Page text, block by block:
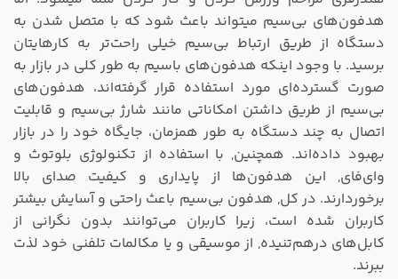
هدفون‌های بی‌سیم میتواند باعث شود که با متصل شدن به
دستگاه‌ از طریق ارتباط بی‌سیم خیلی راحت‌تر به کارهایتان
برسید. با وجود اینکه هدفون‌های باسیم به طور کلی در بازار به
صورت گسترده‌ای مورد استفاده قرار گرفته‌اند، هدفون‌های
بی‌سیم از طریق داشتن امکاناتی مانند شارژ بی‌سیم و قابلیت
اتصال به چند دستگاه به طور همزمان، جایگاه خود را در بازار
بهبود داده‌اند. همچنین, با استفاده از تکنولوژی بلوتوث و
وای‌فای, این هدفون‌ها از پایداری و کیفیت صدای بالا
برخوردارند. در کل, هدفون بی‌سیم باعث راحتی و آسایش بیشتر
کاربران شده است، زیرا کاربران می‌توانند بدون نگرانی از
کابل‌های درهم‌تنیده, از موسیقی و یا مکالمات تلفنی خود لذت
ببرند.